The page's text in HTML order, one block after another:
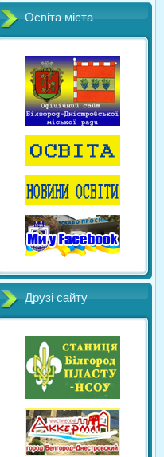
Освіта міста
Друзі сайту